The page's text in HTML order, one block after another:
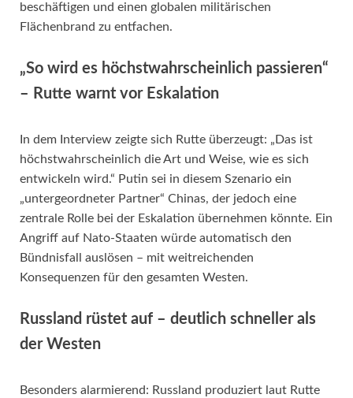
beschäftigen und einen globalen militärischen
Flächenbrand zu entfachen.
„So wird es höchstwahrscheinlich passieren“
– Rutte warnt vor Eskalation
In dem Interview zeigte sich Rutte überzeugt: „Das ist
höchstwahrscheinlich die Art und Weise, wie es sich
entwickeln wird.“ Putin sei in diesem Szenario ein
„untergeordneter Partner“ Chinas, der jedoch eine
zentrale Rolle bei der Eskalation übernehmen könnte. Ein
Angriff auf Nato-Staaten würde automatisch den
Bündnisfall auslösen – mit weitreichenden
Konsequenzen für den gesamten Westen.
Russland rüstet auf – deutlich schneller als
der Westen
Besonders alarmierend: Russland produziert laut Rutte